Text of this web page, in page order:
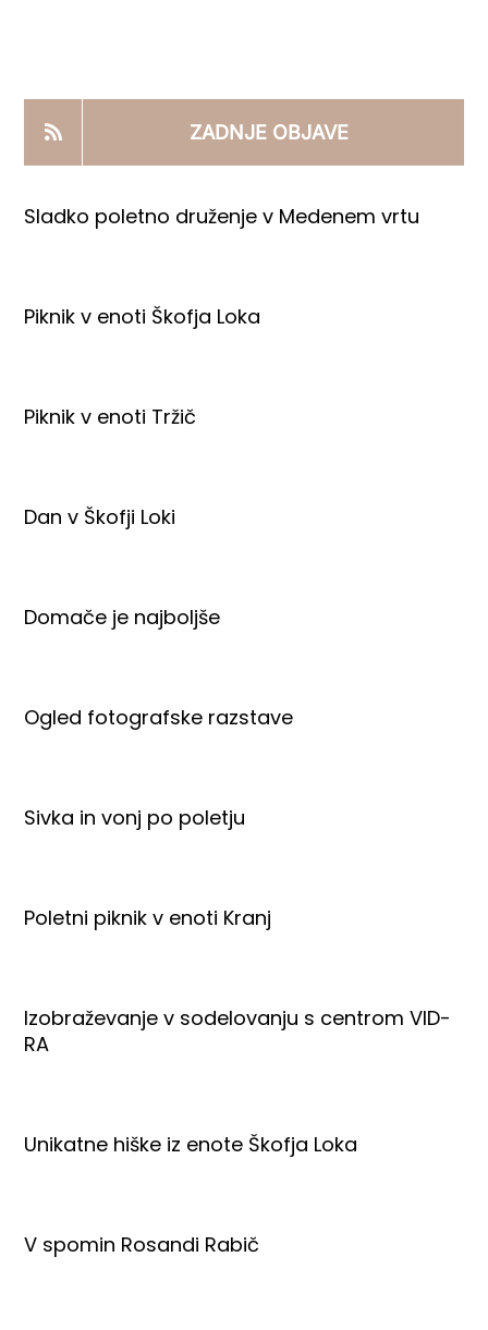
PRODAJNI IZDELKI
AKTUALNO
ZADNJE OBJAVE
Sladko poletno druženje v Medenem vrtu
Piknik v enoti Škofja Loka
Piknik v enoti Tržič
Dan v Škofji Loki
Domače je najboljše
Ogled fotografske razstave
Sivka in vonj po poletju
Poletni piknik v enoti Kranj
Izobraževanje v sodelovanju s centrom VID-
RA
Unikatne hiške iz enote Škofja Loka
V spomin Rosandi Rabič